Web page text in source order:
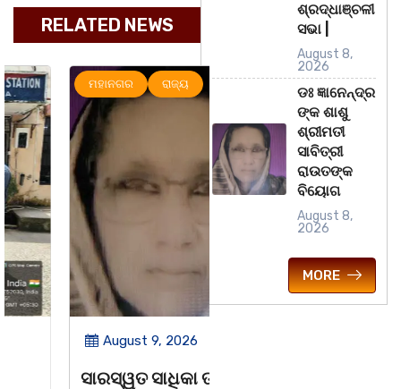
RELATED NEWS
ମହାନଗର ରାଜ୍ୟ
August 9, 2026
ସାରସ୍ୱତ ସାଧିକା ତଥା
ଶ୍ରଦ୍ଧାଞ୍ଚଳୀ
ସଭା |
August 8,
2026
ଡଃ ଜ୍ଞାନେନ୍ଦ୍ର
ଙ୍କ ଶାଶୁ
ଶ୍ରୀମତୀ
ସାବିତ୍ରୀ
ରାଉତଙ୍କ
ବିୟୋଗ
August 8,
2026
MORE